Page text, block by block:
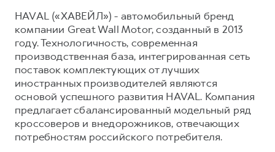
HAVAL («ХАВЕЙЛ») - автомобильный бренд
компании Great Wall Motor, созданный в 2013
году. Технологичность, современная
производственная база, интегрированная сеть
поставок комплектующих от лучших
иностранных производителей являются
основой успешного развития HAVAL. Компания
предлагает сбалансированный модельный ряд
кроссоверов и внедорожников, отвечающих
потребностям российского потребителя.